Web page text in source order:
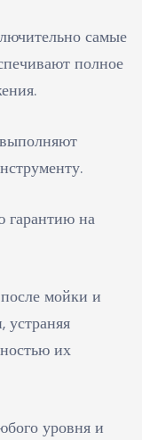
самые
полное
гарантию на
мойки и
устраняя
их
уровня и